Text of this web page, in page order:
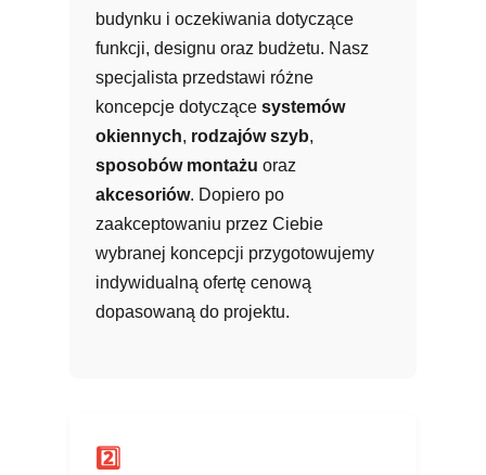
budynku i oczekiwania dotyczące
funkcji, designu oraz budżetu. Nasz
specjalista przedstawi różne
koncepcje dotyczące systemów
okiennych, rodzajów szyb,
sposobów montażu oraz
akcesoriów. Dopiero po
zaakceptowaniu przez Ciebie
wybranej koncepcji przygotowujemy
indywidualną ofertę cenową
dopasowaną do projektu.
2️⃣